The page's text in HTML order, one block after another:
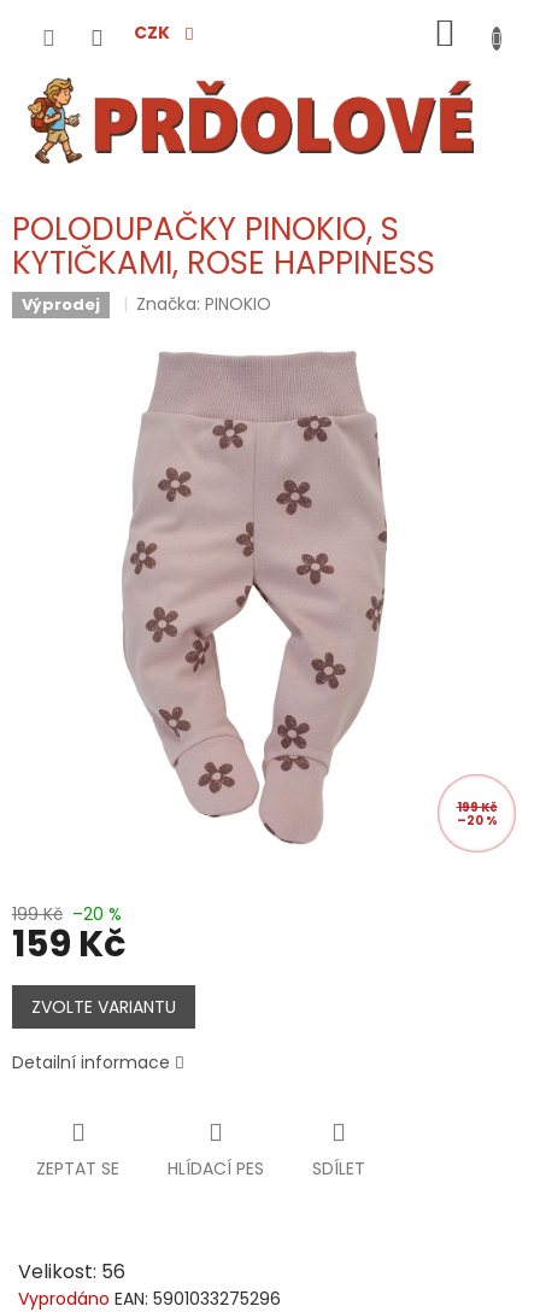
CZK
KOŠÍK
POLODUPAČKY PINOKIO, S
KYTIČKAMI, ROSE HAPPINESS
Výprodej Značka:PINOKIO
199 Kč
–20 %
199 Kč –20 %
159 Kč
Měrná
cena:
ZVOLTE VARIANTU
Detailní informace
ZEPTAT SE HLÍDACÍ PES SDÍLET
Velikost: 56
Vyprodáno EAN: 5901033275296